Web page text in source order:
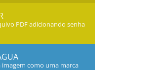
PDF adicionando senha
imagem como uma marca